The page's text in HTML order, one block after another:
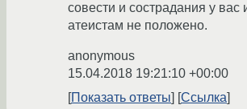
совести и сострадания у вас
атеистам не положено.
anonymous
15.04.2018 19:21:10 +00:00
Показать ответы
Ссылка